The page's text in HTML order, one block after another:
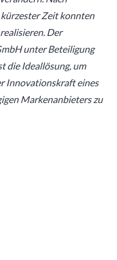
Zeit konnten
Der
unter Beteiligung
die Ideallösung, um
Innovationskraft eines
Markenanbieters zu